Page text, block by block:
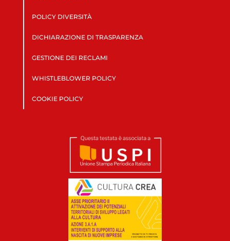
POLICY DIVERSITÀ
DICHIARAZIONE DI TRASPARENZA
GESTIONE DEI RECLAMI
WHISTLEBLOWER POLICY
COOKIE POLICY